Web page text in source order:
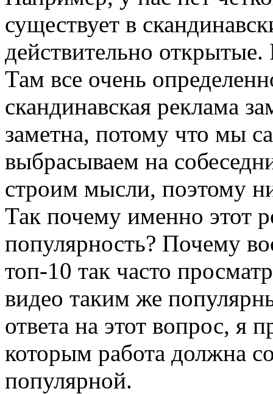
существует в
действительно
Там все очень
скандинавская реклама
заметна, потому что мы
выбрасываем на
строим мысли, поэтому
Так почему именно этот
популярность? Почему
топ-10 так часто
видео таким же
ответа на этот вопрос, я
которым работа должна
популярной.